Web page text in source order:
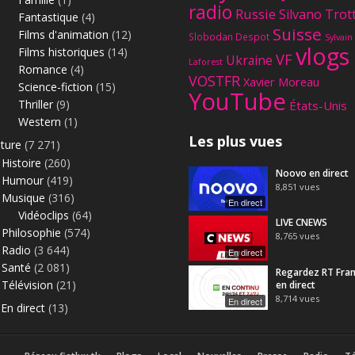
Fantastique (4)
Films d'animation (12)
Films historiques (14)
Romance (4)
Science-fiction (15)
Thriller (9)
Western (1)
(7 271)
Histoire (260)
Humour (419)
Musique (316)
Vidéoclips (64)
Philosophie (574)
Radio (3 644)
Santé (2 081)
Télévision (21)
direct(13)
radio Russie Silvano
Slobodan Despot Suisse Sylvain
Laforest Ukraine VFvlogs
VOSTFR Xavier Moreau
YouTube États-Unis
Les plus vues
En direct
Noovo en direct
8,851 vues
En direct
LIVE CNEWS
8,765 vues
En direct
Regardez RT
en direct
8,714 vues